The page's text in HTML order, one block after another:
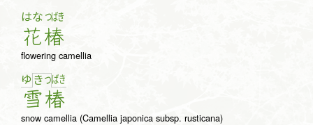
はな
花
つばき
椿
flowering camellia
ゆ き
雪
つばき
椿
snow camellia (Camellia japonica subsp. rusticana)